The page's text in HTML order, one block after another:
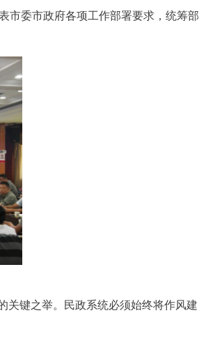
市委市政府各项工作部署要求，统筹部
关键之举。民政系统必须始终将作风建